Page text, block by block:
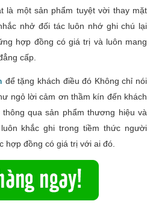
là một sản phẩm tuyệt vời thay mặt
nhở đối tác luôn nhớ ghi chú lại
hợp đồng có giá trị và luôn mang
cấp.
để tặng khách điều đó Không chỉ nói
ngỏ lời cảm ơn thầm kín đến khách
qua sản phẩm thương hiệu và
khắc ghi trong tiềm thức người
hợp đồng có giá trị với ai đó.